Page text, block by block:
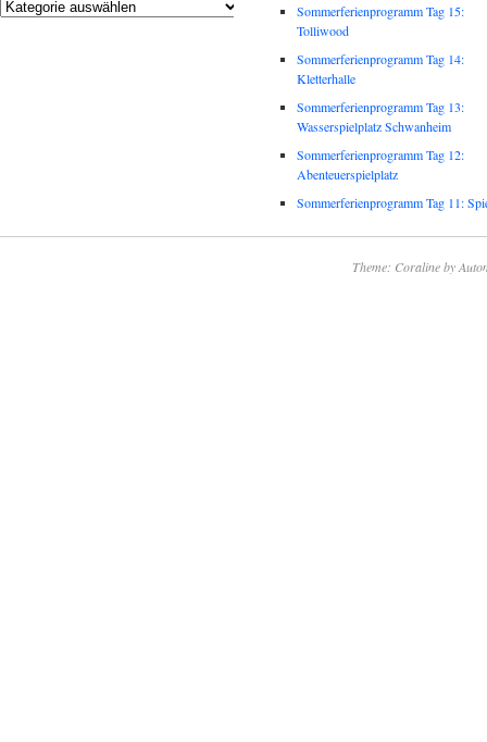
Sommerferienprogramm Tag 15:
Tolliwood
Sommerferienprogramm Tag 14:
Kletterhalle
Sommerferienprogramm Tag 13:
Wasserspielplatz Schwanheim
Sommerferienprogramm Tag 12:
Abenteuerspielplatz
Sommerferienprogramm Tag 11:
Theme: Coraline by